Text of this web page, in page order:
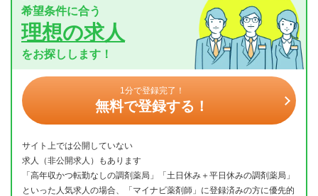
希望条件に合う
理想の求人
をお探しします！
1分で登録完了！
無料で登録する！
サイト上では公開していない
求人（非公開求人）もあります
「高年収かつ転勤なしの調剤薬局」「土日休み＋平日休みの調剤薬局」
といった人気求人の場合、「マイナビ薬剤師」に登録済みの方に優先的